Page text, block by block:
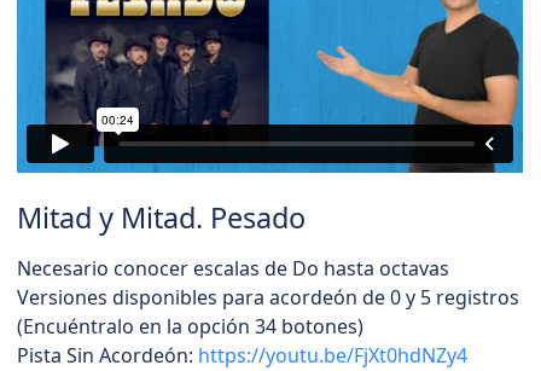
Mitad y Mitad. Pesado
Necesario conocer escalas de Do hasta octavas
Versiones disponibles para acordeón de 0 y 5 registros
(Encuéntralo en la opción 34 botones)
Pista Sin Acordeón: https://youtu.be/FjXt0hdNZy4